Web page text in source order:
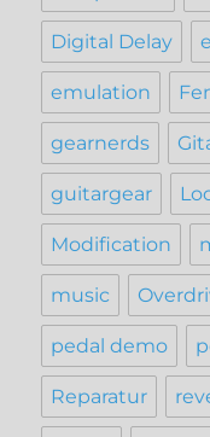
Digital Delay
emulation
gearnerds
guitargear
Modification
music
pedal demo
Reparatur